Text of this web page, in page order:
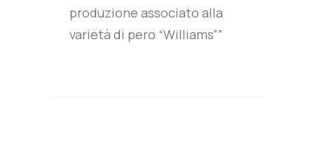
produzione associato alla
varietà di pero “Williams””